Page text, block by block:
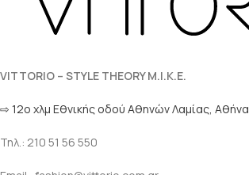
VITTORIO – STYLE THEORY M.I.K.E.
⇨ 12ο χλμ Eθνικής οδού Αθηνών Λαμίας, Αθήνα
Τηλ.: 210 51 56 550